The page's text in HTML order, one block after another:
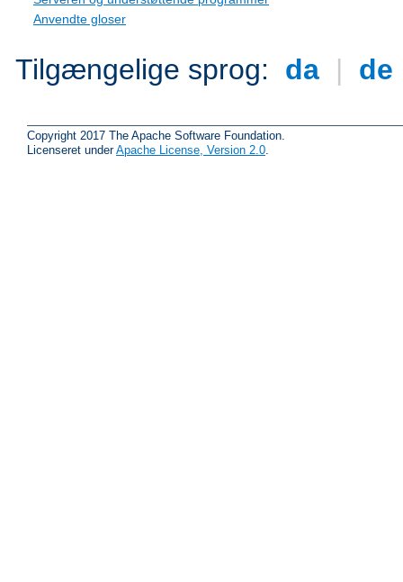
Anvendte gloser
Tilgængelige sprog: da | de
Copyright 2017 The Apache Software Foundation.
Licenseret underApache License, Version 2.0